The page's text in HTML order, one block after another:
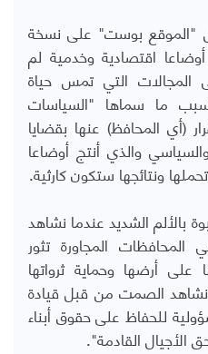
"الموقع بوست" على نسخة
اقتصادية وخدمية لم
التي تمس حياة
ما سماها "السياسات
(أي المحافظ) عنها بقضايا
والذي أنتج أوضاعا
ونتائجها ستكون كارثية.
بالألم الشديد عندما نشاهد
المجاورة تثور
على أرضها وحماية ثرواتها
نشاهد الصمت من قبل قيادة
للحفاظ على حقوق أبناء
الأجيال القادمة".